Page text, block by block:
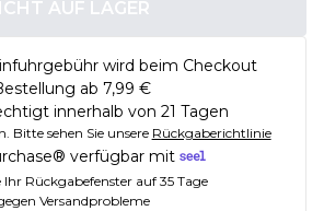
AUF LAGER
wird beim Checkout
ab 7,99 €
innerhalb von 21 Tagen
Bitte sehen Sie unsere Rückgaberichtlinie
verfügbar mit
Ihr Rückgabefenster auf 35 Tage
Versandprobleme